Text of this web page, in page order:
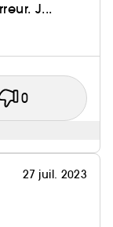
J...
0
27 juil. 2023